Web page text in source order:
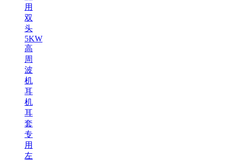
用
双
头
5KW
高
周
波
机
耳
机
耳
套
专
用
左